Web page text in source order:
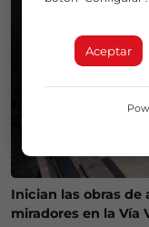
Inician las obras
miradores en la Vía
Aceptar